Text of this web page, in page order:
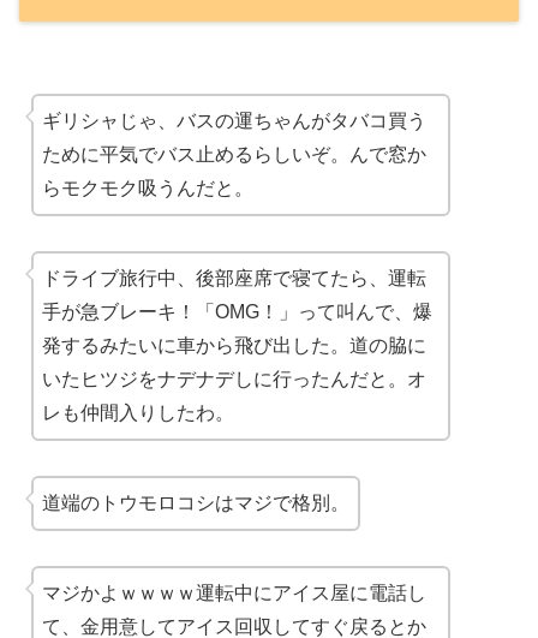
ギリシャじゃ、バスの運ちゃんがタバコ買う
ために平気でバス止めるらしいぞ。んで窓か
らモクモク吸うんだと。
ドライブ旅行中、後部座席で寝てたら、運転
手が急ブレーキ！「OMG！」って叫んで、爆
発するみたいに車から飛び出した。道の脇に
いたヒツジをナデナデしに行ったんだと。オ
レも仲間入りしたわ。
道端のトウモロコシはマジで格別。
マジかよｗｗｗｗ運転中にアイス屋に電話し
て、金用意してアイス回収してすぐ戻るとか